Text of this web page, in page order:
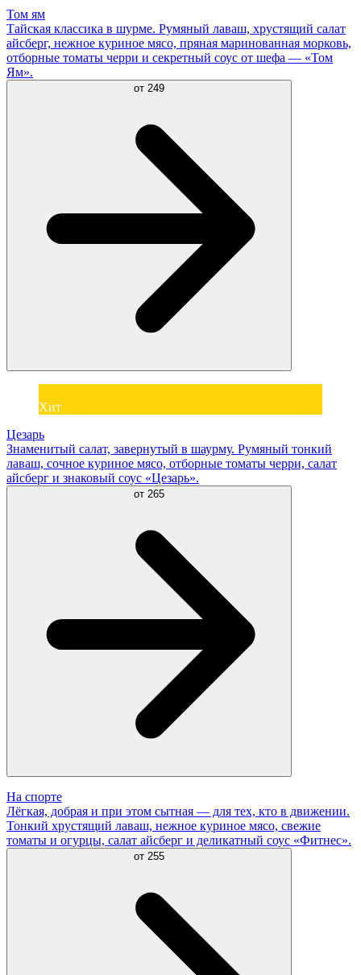
Том ям
Тайская классика в шурме. Румяный лаваш, хрустящий салат
айсберг, нежное куриное мясо, пряная маринованная морковь,
отборные томаты черри и секретный соус от шефа — «Том
Ям».
от 249
Хит
Цезарь
Знаменитый салат, завернутый в шаурму. Румяный тонкий
лаваш, сочное куриное мясо, отборные томаты черри, салат
айсберг и знаковый соус «Цезарь».
от 265
На спорте
Лёгкая, добрая и при этом сытная — для тех, кто в движении.
Тонкий хрустящий лаваш, нежное куриное мясо, свежие
томаты и огурцы, салат айсберг и деликатный соус «Фитнес».
от 255